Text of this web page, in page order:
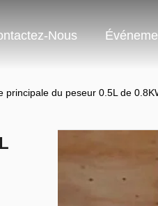
Nous
principale du peseur 0.5L de